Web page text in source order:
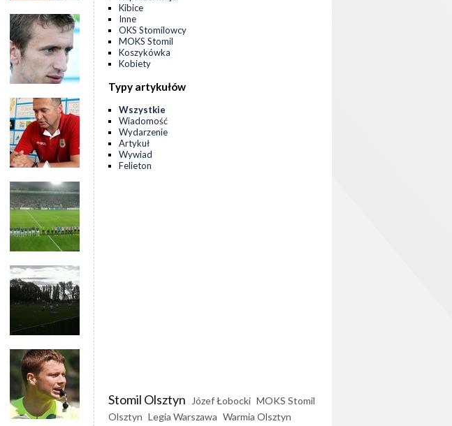
Kibice
Inne
OKS Stomilowcy
MOKS Stomil
Koszykówka
Kobiety
Typy artykułów
Wszystkie
Wiadomość
Wydarzenie
Artykuł
Wywiad
Felieton
Stomil Olsztyn Józef Łobocki MOKS Stomil
Olsztyn Legia Warszawa Warmia Olsztyn